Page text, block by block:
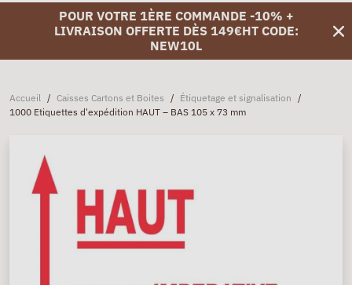
POUR VOTRE 1ÈRE COMMANDE -10% +
LIVRAISON OFFERTE DÈS 149€HT CODE:
NEW10L
Accueil / Caisses Cartons et Boites / Étiquetage et signalisation /
1000 Etiquettes d'expédition HAUT – BAS 105 x 73 mm